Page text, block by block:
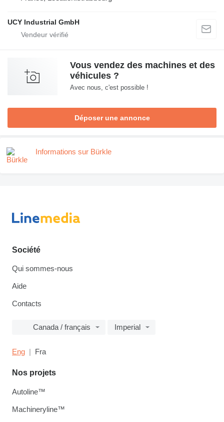
UCY Industrial GmbH
Vous vendez des machines et des
véhicules ?
Avec nous, c'est possible !
Déposer une annonce
Informations sur Bürkle
Société
Qui sommes-nous
Aide
Contacts
Canada / français Imperial
Eng Fra
Nos projets
Autoline™
Machineryline™